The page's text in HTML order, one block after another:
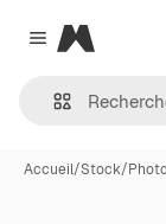
Close menu
Magnific
Accueil/Stock/